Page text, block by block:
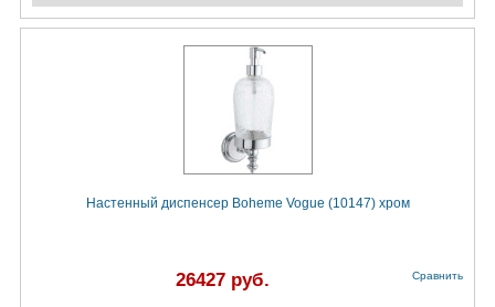
Настенный диспенсер Boheme Vogue (10147) хром
26427 руб. Сравнить